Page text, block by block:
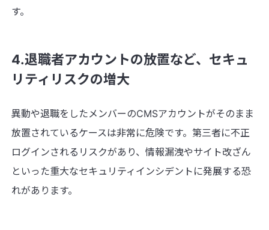
す。
4.退職者アカウントの放置など、セキュ
リティリスクの増大
異動や退職をしたメンバーのCMSアカウントがそのまま
放置されているケースは非常に危険です。第三者に不正
ログインされるリスクがあり、情報漏洩やサイト改ざん
といった重大なセキュリティインシデントに発展する恐
れがあります。